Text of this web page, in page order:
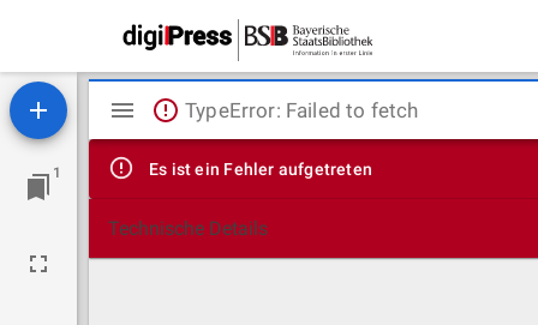
1
Mirador
Viewer
TypeError: Failed to fetch
Es ist ein Fehler aufgetreten
Technische Details